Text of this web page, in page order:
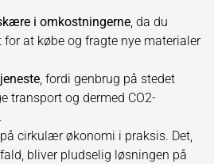
i omkostningerne, da du
for at købe og fragte nye materialer
, fordi genbrug på stedet
transport og dermed CO2-
cirkulær økonomi i praksis. Det,
bliver pludselig løsningen på